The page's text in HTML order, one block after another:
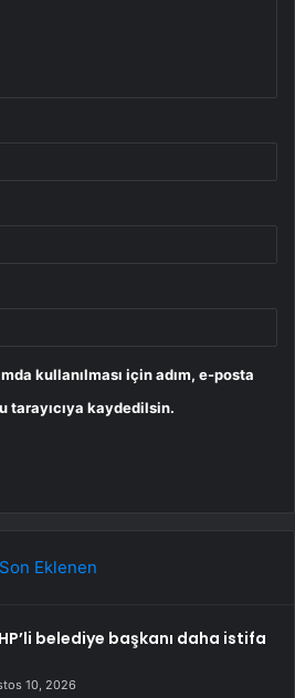
kullanılması için adım, e-posta
tarayıcıya kaydedilsin.
Son Eklenen
belediye başkanı daha istifa
10, 2026